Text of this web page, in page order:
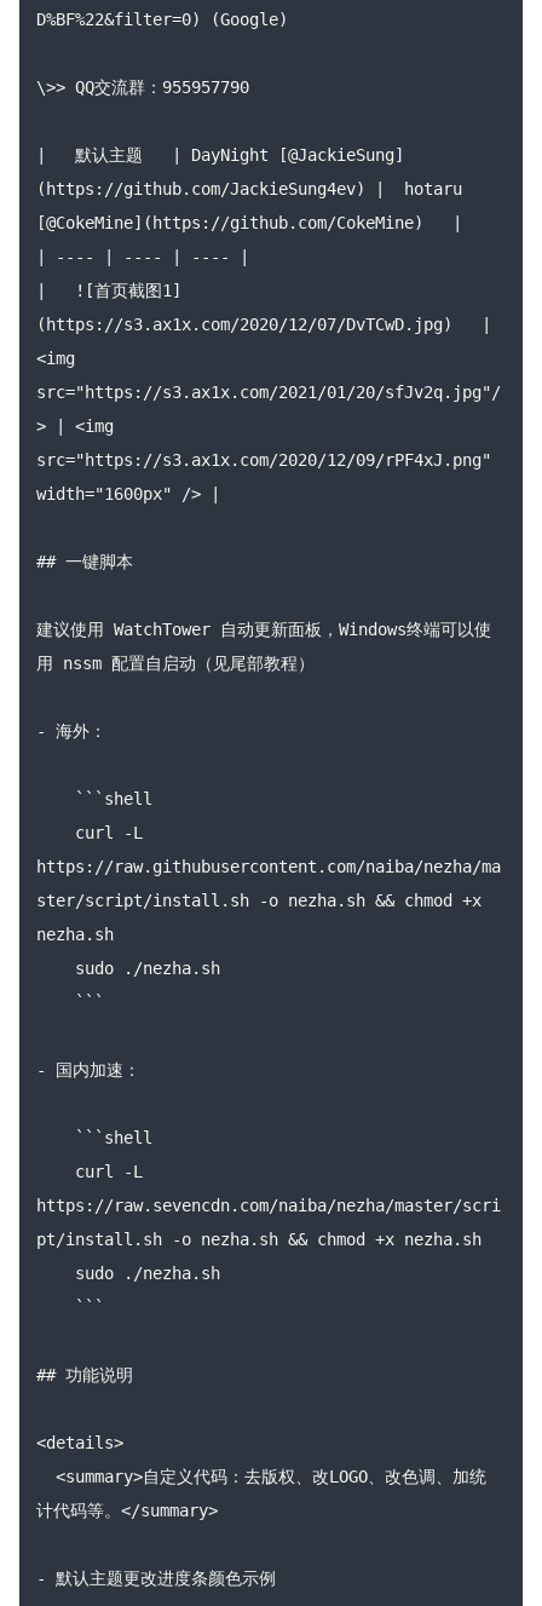
D%BF%22&filter=0) (Google)
\>> QQ交流群：955957790
|   默认主题   | DayNight [@JackieSung]
(https://github.com/JackieSung4ev) |  hotaru
[@CokeMine](https://github.com/CokeMine)   |
| ---- | ---- | ---- |
|   ![首页截图1]
(https://s3.ax1x.com/2020/12/07/DvTCwD.jpg)   |
<img
src="https://s3.ax1x.com/2021/01/20/sfJv2q.jpg"/
> | <img
src="https://s3.ax1x.com/2020/12/09/rPF4xJ.png"
width="1600px" /> |
## 一键脚本
建议使用 WatchTower 自动更新面板，Windows终端可以使
用 nssm 配置自启动（见尾部教程）
- 海外：
https://raw.githubusercontent.com/naiba/nezha/ma
ster/script/install.sh -o nezha.sh && chmod +x
nezha.sh
- 国内加速：
https://raw.sevencdn.com/naiba/nezha/master/scri
pt/install.sh -o nezha.sh && chmod +x nezha.sh
## 功能说明
<details>
  <summary>自定义代码：去版权、改LOGO、改色调、加统
计代码等。</summary>
- 默认主题更改进度条颜色示例